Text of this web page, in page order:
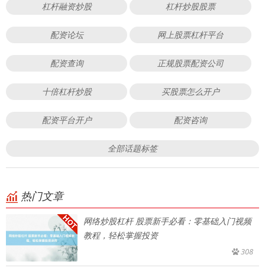
杠杆融资炒股 杠杆炒股股票
配资论坛 网上股票杠杆平台
配资查询 正规股票配资公司
十倍杠杆炒股 买股票怎么开户
配资平台开户 配资咨询
全部话题标签
热门文章
网络炒股杠杆 股票新手必看：零基础入门视频
教程，轻松掌握投资
308